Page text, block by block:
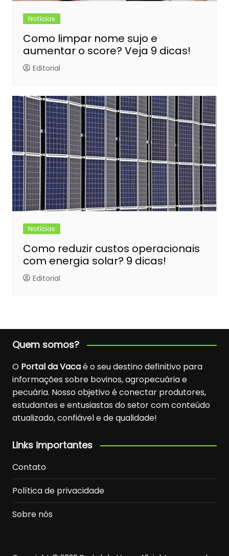
Notícias
Como limpar nome sujo e
aumentar o score? Veja 9 dicas!
Editorial
Notícias
Como reduzir custos operacionais
com energia solar? 9 dicas!
Editorial
Quem somos?
O Portal da Vacaé o seu destino definitivo para
informações sobre bovinos, agropecuária e
pecuária. Nosso objetivo é conectar produtores,
estudantes e entusiastas do setor com conteúdo
atualizado, confiável e de qualidade!
Links importantes
Contato
Política de privacidade
Sobre nós